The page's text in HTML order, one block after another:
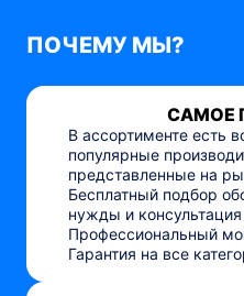
ПОЧЕМУ МЫ?
САМОЕ
В ассортименте есть
популярные
представленные на
Бесплатный подбор
нужды и
Профессиональный
Гарантия на все